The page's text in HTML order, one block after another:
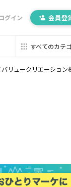
グイン 会員登
すべてのカテ
クリエーション株式会社